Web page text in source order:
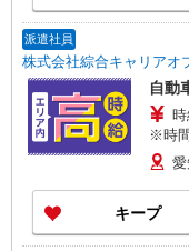
派遣社員
株式会社綜合キャリアオ
自動
※時
キープ